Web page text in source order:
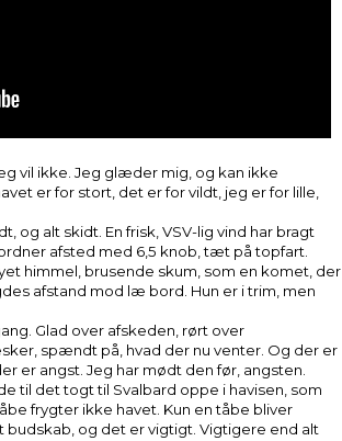
vil ikke. Jeg glæder mig, og kan ikke
er for stort, det er for vildt, jeg er for lille,
og alt skidt. En frisk, VSV-lig vind har bragt
afsted med 6,5 knob, tæt på topfart.
himmel, brusende skum, som en komet, der
afstand mod læ bord. Hun er i trim, men
Glad over afskeden, rørt over
spændt på, hvad der nu venter. Og der er
er angst. Jeg har mødt den før, angsten.
til det togt til Svalbard oppe i havisen, som
frygter ikke havet. Kun en tåbe bliver
budskab, og det er vigtigt. Vigtigere end alt